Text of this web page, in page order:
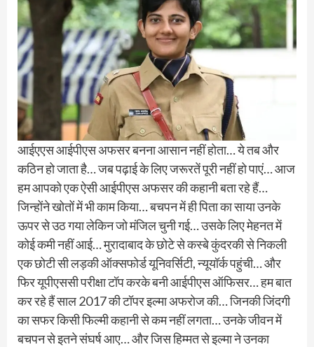
आईएएस आईपीएस अफसर बनना आसान नहीं होता… ये तब और
कठिन हो जाता है… जब पढ़ाई के लिए जरूरतें पूरी नहीं हो पाएं… आज
हम आपको एक ऐसी आईपीएस अफसर की कहानी बता रहे हैं…
जिन्होंने खोतों में भी काम किया… बचपन में ही पिता का साया उनके
ऊपर से उठ गया लेकिन जो मंजिल चुनी गई… उसके लिए मेहनत में
कोई कमी नहीं आई… मुरादाबाद के छोटे से कस्बे कुंदरकी से निकली
एक छोटी सी लड़की ऑक्सफोर्ड यूनिवर्सिटी, न्यूयॉर्क पहुंची… और
फिर यूपीएससी परीक्षा टॉप करके बनी आईपीएस ऑफिसर… हम बात
कर रहे हैं साल 2017 की टॉपर इल्मा अफरोज की… जिनकी जिंदगी
का सफर किसी फिल्मी कहानी से कम नहीं लगता… उनके जीवन में
बचपन से इतने संघर्ष आए… और जिस हिम्मत से इल्मा ने उनका